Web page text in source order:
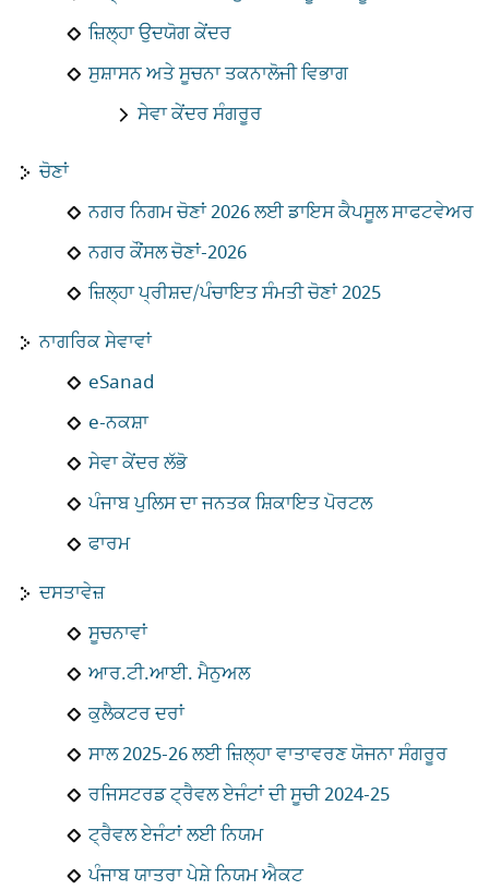
ਜ਼ਿਲ੍ਹਾ ਉਦਯੋਗ ਕੇਂਦਰ
ਸੁਸ਼ਾਸਨ ਅਤੇ ਸੂਚਨਾ ਤਕਨਾਲੋਜੀ ਵਿਭਾਗ
ਸੇਵਾ ਕੇਂਦਰ ਸੰਗਰੂਰ
ਚੋਣਾਂ
ਨਗਰ ਨਿਗਮ ਚੋਣਾਂ 2026 ਲਈ ਡਾਇਸ ਕੈਪਸੂਲ ਸਾਫਟਵੇਅਰ
ਨਗਰ ਕੌਂਸਲ ਚੋਣਾਂ-2026
ਜ਼ਿਲ੍ਹਾ ਪ੍ਰੀਸ਼ਦ/ਪੰਚਾਇਤ ਸੰਮਤੀ ਚੋਣਾਂ 2025
ਨਾਗਰਿਕ ਸੇਵਾਵਾਂ
eSanad
e-ਨਕਸ਼ਾ
ਸੇਵਾ ਕੇਂਦਰ ਲੱਭੋ
ਪੰਜਾਬ ਪੁਲਿਸ ਦਾ ਜਨਤਕ ਸ਼ਿਕਾਇਤ ਪੋਰਟਲ
ਫਾਰਮ
ਦਸਤਾਵੇਜ਼
ਸੂਚਨਾਵਾਂ
ਆਰ.ਟੀ.ਆਈ. ਮੈਨੁਅਲ
ਕੁਲੈਕਟਰ ਦਰਾਂ
ਸਾਲ 2025-26 ਲਈ ਜ਼ਿਲ੍ਹਾ ਵਾਤਾਵਰਣ ਯੋਜਨਾ ਸੰਗਰੂਰ
ਰਜਿਸਟਰਡ ਟ੍ਰੈਵਲ ਏਜੰਟਾਂ ਦੀ ਸੂਚੀ 2024-25
ਟ੍ਰੈਵਲ ਏਜੰਟਾਂ ਲਈ ਨਿਯਮ
ਪੰਜਾਬ ਯਾਤਰਾ ਪੇਸ਼ੇ ਨਿਯਮ ਐਕਟ